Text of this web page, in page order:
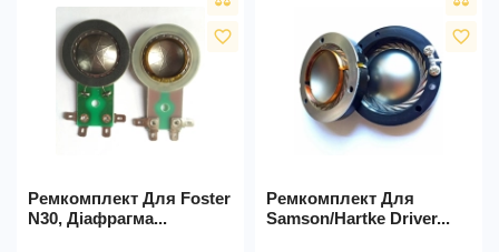
favorite_border
Ремкомплект Для Foster
N30, Діафрагма...
favorite_border
Ремкомплект Для
Samson/Hartke Driver...